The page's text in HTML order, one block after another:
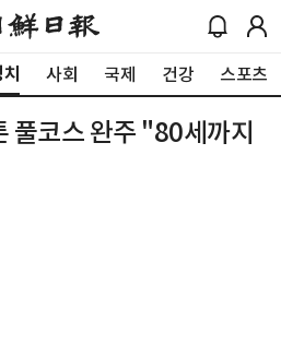
사회 국제 건강 스포츠
풀코스 완주 "80세까지